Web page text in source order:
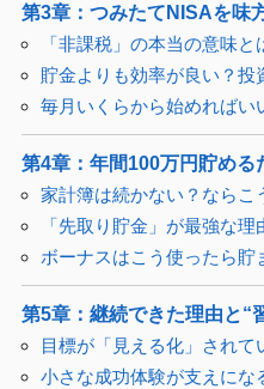
第3章：つみたてNISAを味
「非課税」の本当の意味と
貯金よりも効率が良い？投
毎月いくらから始めればい
第4章：年間100万円貯める
家計簿は続かない？ならこ
「先取り貯金」が最強な理
ボーナスはこう使ったら貯
第5章：継続できた理由と“
目標が「見える化」されて
小さな成功体験が支えにな